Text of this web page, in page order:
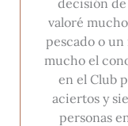
valoré
pescado o
mucho el
en el Club
aciertos y
personas